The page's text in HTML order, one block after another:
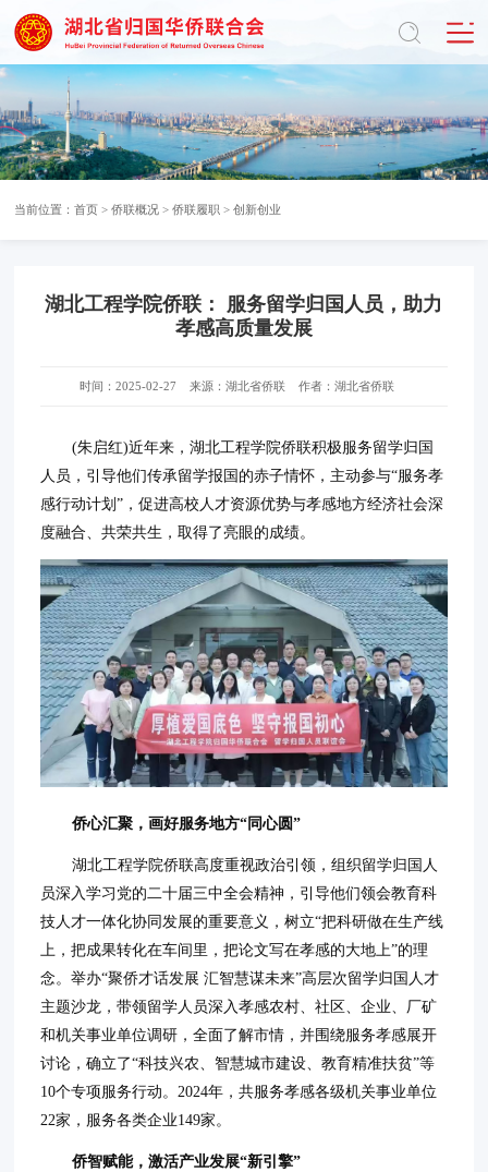
当前位置：首页 >侨联概况 >侨联履职 >创新创业
湖北工程学院侨联： 服务留学归国人员，助力
孝感高质量发展
时间：2025-02-27 来源：湖北省侨联 作者：湖北省侨联
(朱启红)近年来，湖北工程学院侨联积极服务留学归国
人员，引导他们传承留学报国的赤子情怀，主动参与“服务孝
感行动计划”，促进高校人才资源优势与孝感地方经济社会深
度融合、共荣共生，取得了亮眼的成绩。
侨心汇聚，画好服务地方“同心圆”
湖北工程学院侨联高度重视政治引领，组织留学归国人
员深入学习党的二十届三中全会精神，引导他们领会教育科
技人才一体化协同发展的重要意义，树立“把科研做在生产线
上，把成果转化在车间里，把论文写在孝感的大地上”的理
念。举办“聚侨才话发展 汇智慧谋未来”高层次留学归国人才
主题沙龙，带领留学人员深入孝感农村、社区、企业、厂矿
和机关事业单位调研，全面了解市情，并围绕服务孝感展开
讨论，确立了“科技兴农、智慧城市建设、教育精准扶贫”等
10个专项服务行动。2024年，共服务孝感各级机关事业单位
22家，服务各类企业149家。
侨智赋能，激活产业发展“新引擎”